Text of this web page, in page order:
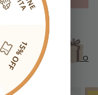
Visualizza tutto